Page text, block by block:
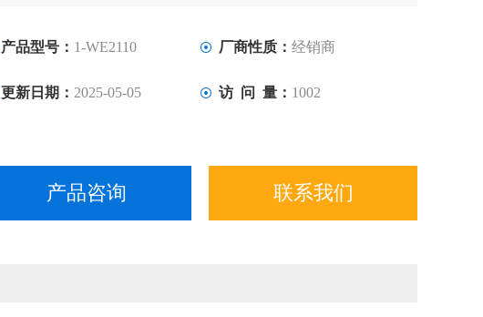
产品型号： 1-WE2110 厂商性质： 经销商
更新日期： 2025-05-05 访 问 量： 1002
产品咨询 联系我们